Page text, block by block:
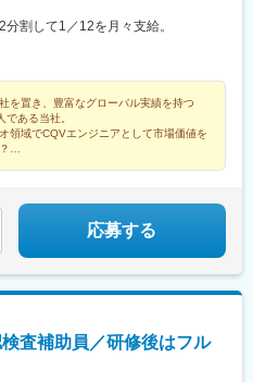
割して1／12を月々支給。
を置き、豊富なグローバル実績を持つ
である当社。
領域でCQVエンジニアとして市場価値を
準の環境
制度充実
応募する
査補助員／研修後はフル